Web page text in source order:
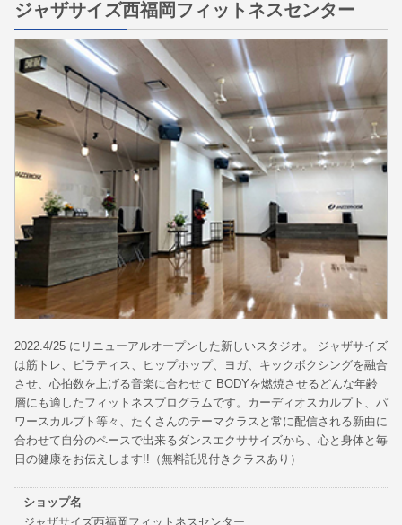
ジャザサイズ西福岡フィットネスセンター
2022.4/25 にリニューアルオープンした新しいスタジオ。 ジャザサイズ
は筋トレ、ピラティス、ヒップホップ、ヨガ、キックボクシングを融合
させ、心拍数を上げる音楽に合わせて BODYを燃焼させるどんな年齢
層にも適したフィットネスプログラムです。カーディオスカルプト、パ
ワースカルプト等々、たくさんのテーマクラスと常に配信される新曲に
合わせて自分のペースで出来るダンスエクササイズから、心と身体と毎
日の健康をお伝えします!!（無料託児付きクラスあり）
ショップ名
ジャザサイズ西福岡フィットネスセンター